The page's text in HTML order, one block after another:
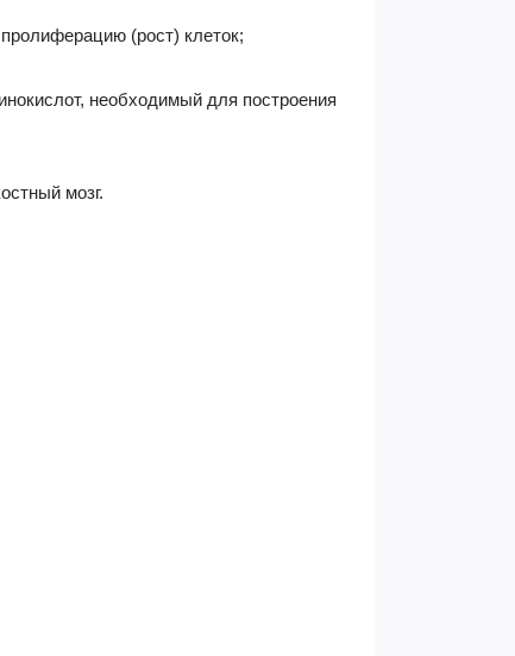
(рост) клеток;
необходимый для построения
мозг.